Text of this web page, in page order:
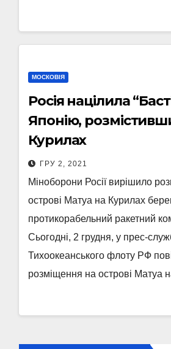
МОСКОВІЯ
Росія націлила
Японію,
Курилах
ГРУ 2, 2021
Міноборони Росії вирішило
острові Матуа на Курилах
протикорабельний ракетний
Сьогодні, 2 грудня, у прес-
Тихоокеанського флоту РФ
розміщення на острові Матуа